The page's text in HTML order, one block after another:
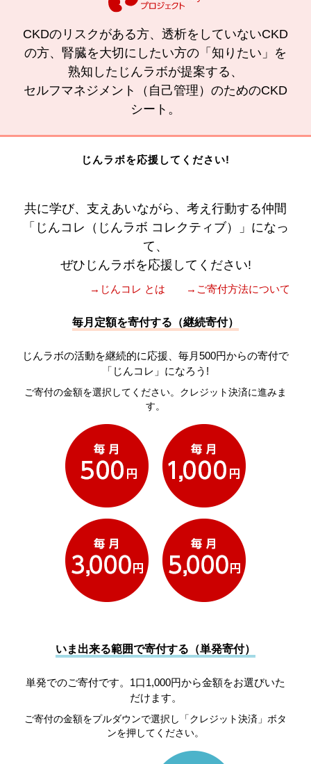
CKDのリスクがある方、透析をしていないCKD
の方、腎臓を大切にしたい方の「知りたい」を
熟知したじんラボが提案する、
セルフマネジメント（自己管理）のためのCKD
シート。
じんラボを応援してください!
共に学び、支えあいながら、考え行動する仲間
「じんコレ（じんラボ コレクティブ）」になっ
て、
ぜひじんラボを応援してください!
→じんコレ とは →ご寄付方法について
毎月定額を寄付する（継続寄付）
じんラボの活動を継続的に応援、毎月500円からの寄付で
「じんコレ」になろう!
ご寄付の金額を選択してください。クレジット決済に進みま
す。
いま出来る範囲で寄付する（単発寄付）
単発でのご寄付です。1口1,000円から金額をお選びいた
だけます。
ご寄付の金額をプルダウンで選択し「クレジット決済」ボタ
ンを押してください。